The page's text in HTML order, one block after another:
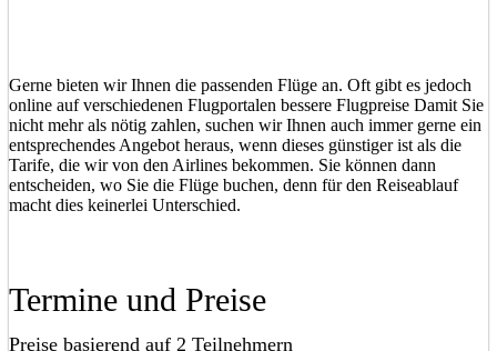
Gerne bieten wir Ihnen die passenden Flüge an. Oft gibt es jedoch
online auf verschiedenen Flugportalen bessere Flugpreise Damit Sie
nicht mehr als nötig zahlen, suchen wir Ihnen auch immer gerne ein
entsprechendes Angebot heraus, wenn dieses günstiger ist als die
Tarife, die wir von den Airlines bekommen. Sie können dann
entscheiden, wo Sie die Flüge buchen, denn für den Reiseablauf
macht dies keinerlei Unterschied.
Termine und Preise
Preise basierend auf 2 Teilnehmern